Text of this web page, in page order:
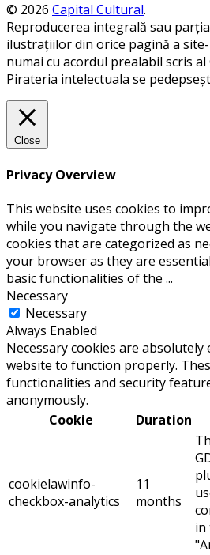
© 2026 Capital Cultural.
Reproducerea integrală sau
ilustrațiilor din orice pagină a
numai cu acordul prealabil scris
Pirateria intelectuala se
Close
Privacy Overview
This website uses cookies to
while you navigate through the
cookies that are categorized as
your browser as they are
basic functionalities of the ...
Necessary
Necessary
Always Enabled
Necessary cookies are
website to function properly.
functionalities and security
anonymously.
Cookie
Duration
cookielawinfo-
checkbox-analytics
11
months
in